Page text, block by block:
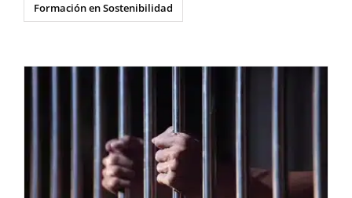
Formación en Sostenibilidad